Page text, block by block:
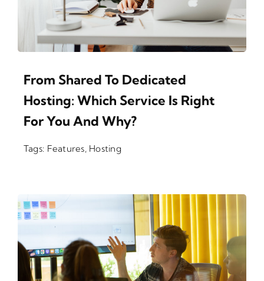
From Shared To Dedicated
Hosting: Which Service Is Right
For You And Why?
Tags: Features, Hosting